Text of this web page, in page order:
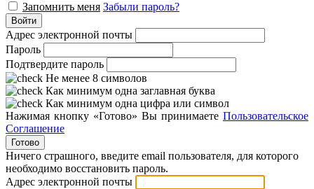
Запомнить меня Забыли пароль?
Войти
Адрес электронной почты
Пароль
Подтвердите пароль
Не менее 8 символов
Как минимум одна заглавная буква
Как минимум одна цифра или символ
Нажимая кнопку «Готово» Вы принимаете Пользовательское
Соглашение
Готово
Ничего страшного, введите email пользователя, для которого
необходимо восстановить пароль.
Адрес электронной почты